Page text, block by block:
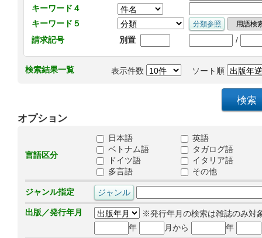
キーワード４
キーワード５
請求記号
別置 /
検索結果一覧 表示件数 ソート順
オプション
言語区分
日本語
英語
ベトナム語
タガログ語
ドイツ語
イタリア語
多言語
その他
ジャンル指定
出版／発行年月
※発行年月の検索は雑誌のみ対
年
月から 年